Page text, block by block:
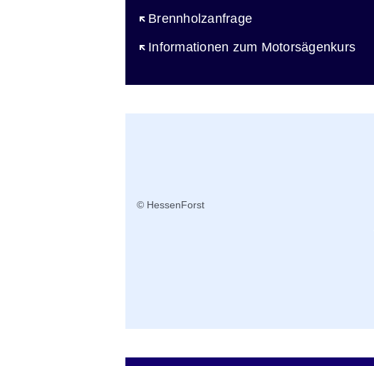
Brennholzanfrage
Öffnet sich in einem neuen Fenster
Informationen zum Motorsägenkurs
Öffnet sich in einem neuen Fenster
© HessenForst